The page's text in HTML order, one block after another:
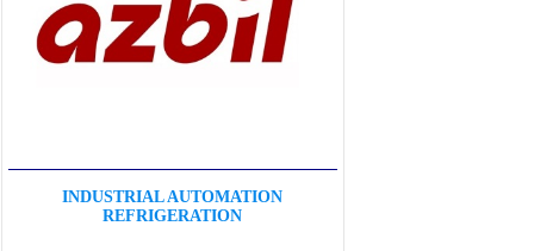
INDUSTRIAL AUTOMATION
REFRIGERATION